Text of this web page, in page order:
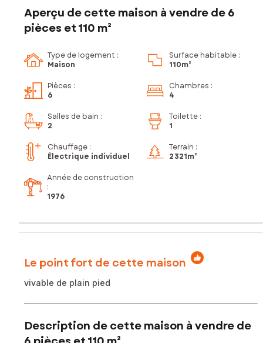
Aperçu de cette maison à vendre de 6
pièces et 110 m²
Type de logement :
Maison
Surface habitable :
110m²
Pièces :
6
Chambres :
4
Salles de bain :
2
Toilette :
1
Chauffage :
Électrique individuel
Terrain :
2 321m²
Année de construction
:
1976
Le point fort de cette maison
vivable de plain pied
Description de cette maison à vendre de